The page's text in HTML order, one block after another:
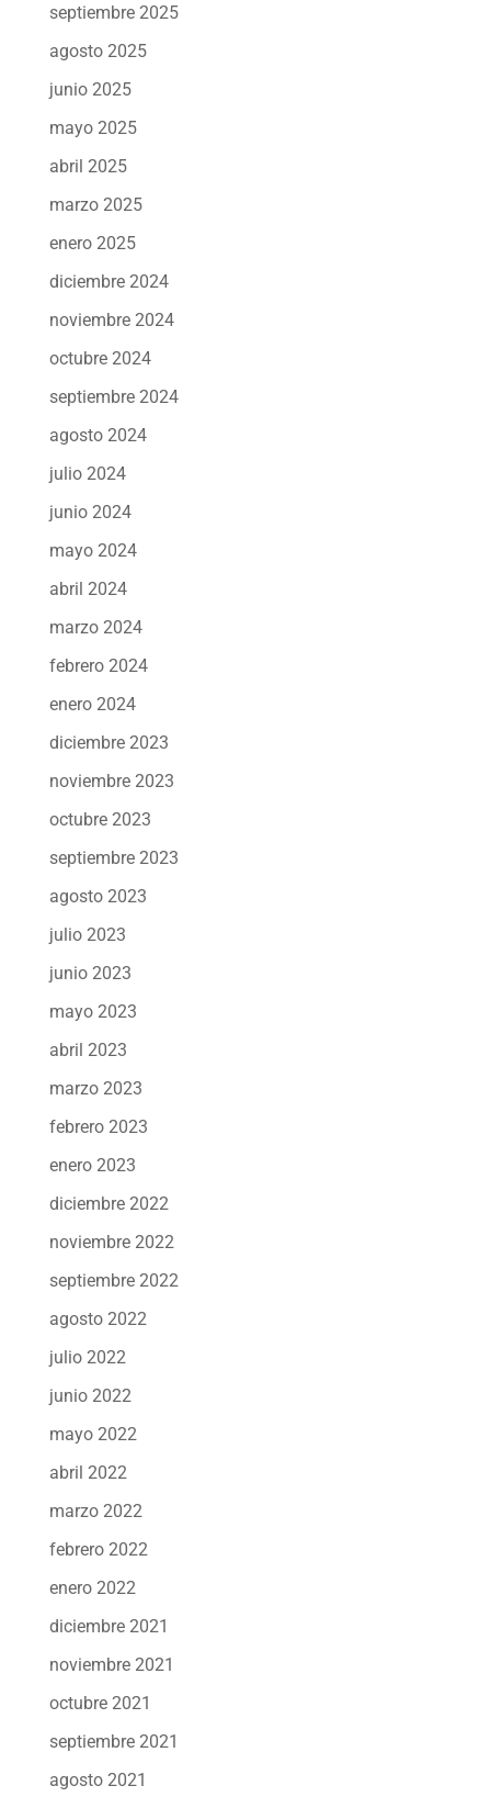
septiembre 2025
agosto 2025
junio 2025
mayo 2025
abril 2025
marzo 2025
enero 2025
diciembre 2024
noviembre 2024
octubre 2024
septiembre 2024
agosto 2024
julio 2024
junio 2024
mayo 2024
abril 2024
marzo 2024
febrero 2024
enero 2024
diciembre 2023
noviembre 2023
octubre 2023
septiembre 2023
agosto 2023
julio 2023
junio 2023
mayo 2023
abril 2023
marzo 2023
febrero 2023
enero 2023
diciembre 2022
noviembre 2022
septiembre 2022
agosto 2022
julio 2022
junio 2022
mayo 2022
abril 2022
marzo 2022
febrero 2022
enero 2022
diciembre 2021
noviembre 2021
octubre 2021
septiembre 2021
agosto 2021